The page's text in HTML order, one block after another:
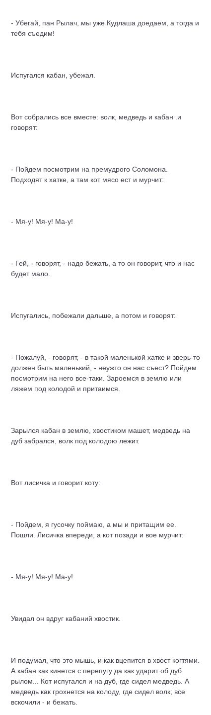
- Убегай, пан Рылач, мы уже Кудлаша доедаем, а тогда и
тебя съедим!
Испугался кабан, убежал.
Вот собрались все вместе: волк, медведь и кабан .и
говорят:
- Пойдем посмотрим на премудрого Соломона.
Подходят к хатке, а там кот мясо ест и мурчит:
- Мя-у! Мя-у! Ма-у!
- Гей, - говорят, - надо бежать, а то он говорит, что и нас
будет мало.
Испугались, побежали дальше, а потом и говорят:
- Пожалуй, - говорят, - в такой маленькой хатке и зверь-то
должен быть маленький, - неужто он нас съест? Пойдем
посмотрим на него все-таки. Зароемся в землю или
ляжем под колодой и притаимся.
Зарылся кабан в землю, хвостиком машет, медведь на
дуб забрался, волк под колодою лежит.
Вот лисичка и говорит коту:
- Пойдем, я гусочку поймаю, а мы и притащим ее.
Пошли. Лисичка впереди, а кот позади и вое мурчит:
- Мя-у! Мя-у! Ма-у!
Увидал он вдруг кабаний хвостик.
И подумал, что это мышь, и как вцепится в хвост когтями.
А кабан как кинется с перепугу да как ударит об дуб
рылом... Кот испугался и на дуб, где сидел медведь. А
медведь как грохнется на колоду, где сидел волк; все
вскочили - и бежать.